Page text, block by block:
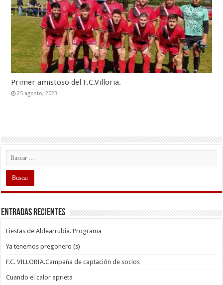
Primer amistoso del F.C.Villoria.
25 agosto, 2023
Entradas recientes
Fiestas de Aldearrubia. Programa
Ya tenemos pregonero (s)
F.C. VILLORIA.Campaña de captación de socios
Cuando el calor aprieta